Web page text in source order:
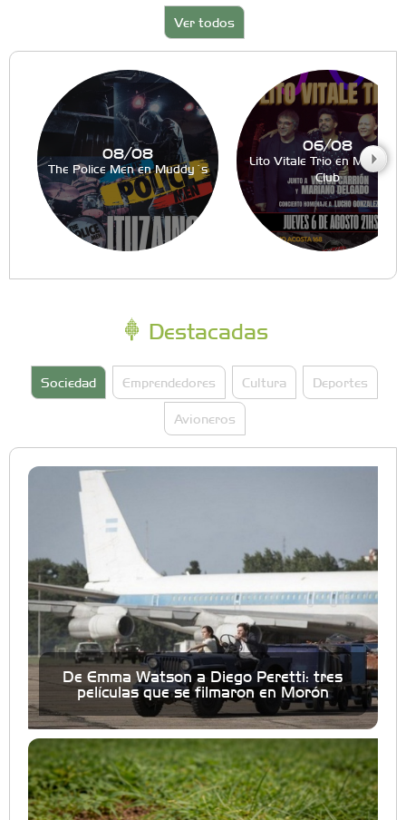
Ver todos
08/08
The Police Men en Muddy´s
06/08
Lito Vitale Trio en Muddy´s
Club
Destacadas
Sociedad Emprendedores Cultura Deportes
Avioneros
De Emma Watson a Diego Peretti: tres
películas que se filmaron en Morón